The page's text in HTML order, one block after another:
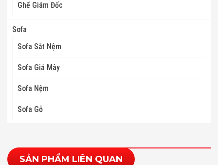
Ghế Giám Đốc
Sofa
Sofa Sắt Nệm
Sofa Giả Mây
Sofa Nệm
Sofa Gỗ
SẢN PHẨM LIÊN QUAN